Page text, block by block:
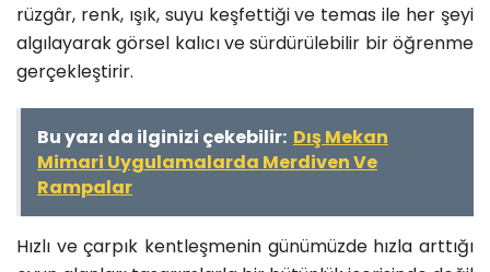
rüzgâr, renk, ışık, suyu keşfettiği ve temas ile her şeyi
algılayarak görsel kalıcı ve sürdürülebilir bir öğrenme
gerçekleştirir.
Bu yazı da ilginizi çekebilir: Dış Mekan
Mimari Uygulamalarda Merdiven Ve
Rampalar
Hızlı ve çarpık kentleşmenin günümüzde hızla arttığı